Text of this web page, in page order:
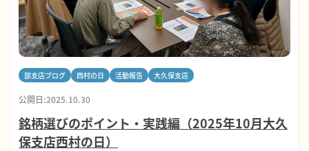
部支店ブログ 西村の日 活動報告 大久保支店
公開日:2025.10.30
銘柄選びのポイント・実践編（2025年10月大久
保支店西村の日）